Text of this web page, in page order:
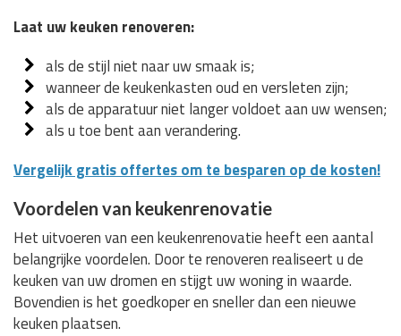
Laat uw keuken renoveren:
als de stijl niet naar uw smaak is;
wanneer de keukenkasten oud en versleten zijn;
als de apparatuur niet langer voldoet aan uw wensen;
als u toe bent aan verandering.
Vergelijk gratis offertes om te besparen op de kosten!
Voordelen van keukenrenovatie
Het uitvoeren van een keukenrenovatie heeft een aantal
belangrijke voordelen. Door te renoveren realiseert u de
keuken van uw dromen en stijgt uw woning in waarde.
Bovendien is het goedkoper en sneller dan een nieuwe
keuken plaatsen.